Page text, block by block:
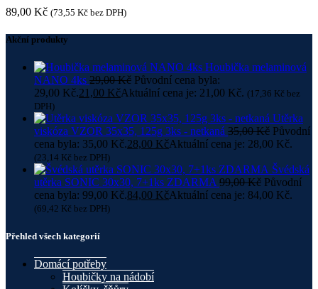
89,00 Kč (73,55 Kč bez DPH)
Akční produkty
Houbička melaminová
NANO 4ks 29,00Kč Původní cena byla:
29,00 Kč.21,00 KčAktuální cena je: 21,00 Kč. (17,36 Kč bez
DPH)
Utěrka
viskóza VZOR 35x35, 125g 3ks - netkaná 35,00Kč Původní
cena byla: 35,00 Kč.28,00 KčAktuální cena je: 28,00 Kč.
(23,14 Kč bez DPH)
Švédská
utěrka SONIC 30x30, 7+1ks ZDARMA99,00Kč Původní
cena byla: 99,00 Kč.84,00 KčAktuální cena je: 84,00 Kč.
(69,42 Kč bez DPH)
Přehled všech kategorií
Domácí potřeby
Houbičky na nádobí